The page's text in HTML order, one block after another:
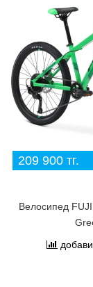
209 900 тг.
Велосипед